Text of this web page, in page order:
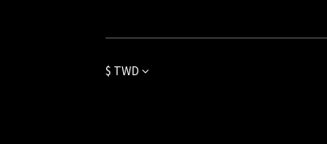
$ TWD